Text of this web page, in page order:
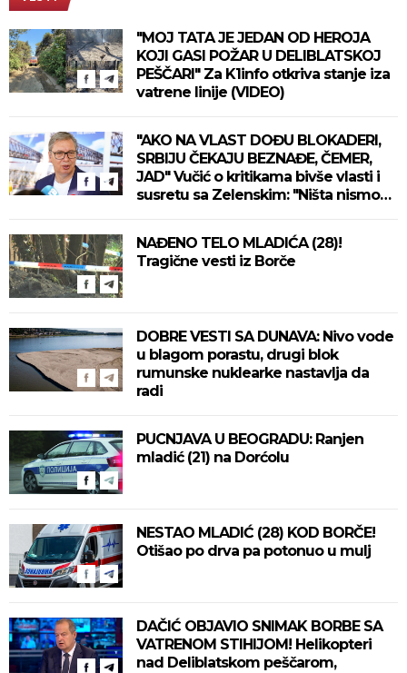
"MOJ TATA JE JEDAN OD HEROJA
KOJI GASI POŽAR U DELIBLATSKOJ
PEŠČARI" Za K1info otkriva stanje iza
vatrene linije (VIDEO)
"AKO NA VLAST DOĐU BLOKADERI,
SRBIJU ČEKAJU BEZNAĐE, ČEMER,
JAD" Vučić o kritikama bivše vlasti i
susretu sa Zelenskim: "Ništa nismo
NAĐENO TELO MLADIĆA (28)!
Tragične vesti iz Borče
DOBRE VESTI SA DUNAVA: Nivo vode
u blagom porastu, drugi blok
rumunske nuklearke nastavlja da
radi
PUCNJAVA U BEOGRADU: Ranjen
mladić (21) na Dorćolu
NESTAO MLADIĆ (28) KOD BORČE!
Otišao po drva pa potonuo u mulj
DAČIĆ OBJAVIO SNIMAK BORBE SA
VATRENOM STIHIJOM! Helikopteri
nad Deliblatskom peščarom,